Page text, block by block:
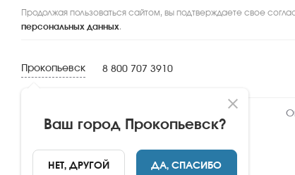
Продолжая пользоваться сайтом, вы подтверждаете свое
персональных данных.
Прокопьевск
Ваш город Прокопьевск?
НЕТ, ДРУГОЙ ДА, СПАСИБО
8 800 707 3910
Главная Бонусы, программа лояльности